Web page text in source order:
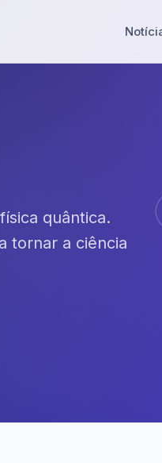
quântica.
tornar a ciência